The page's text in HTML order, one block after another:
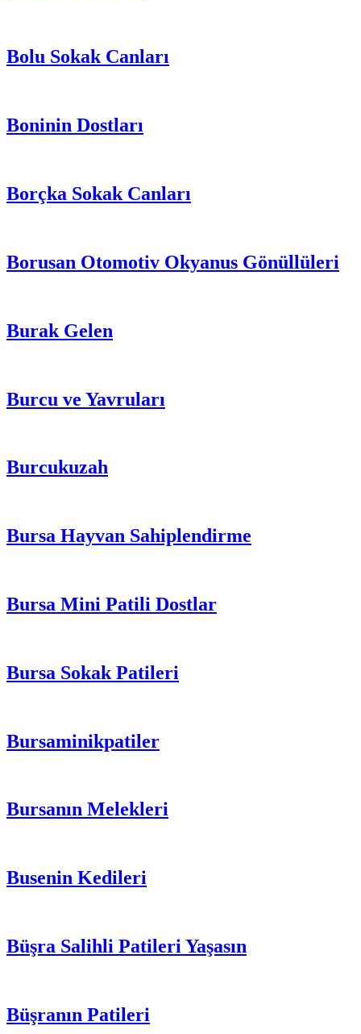
Bolu Sokak Canları
Boninin Dostları
Borçka Sokak Canları
Borusan Otomotiv Okyanus Gönüllüleri
Burak Gelen
Burcu ve Yavruları
Burcukuzah
Bursa Hayvan Sahiplendirme
Bursa Mini Patili Dostlar
Bursa Sokak Patileri
Bursaminikpatiler
Bursanın Melekleri
Busenin Kedileri
Büşra Salihli Patileri Yaşasın
Büşranın Patileri